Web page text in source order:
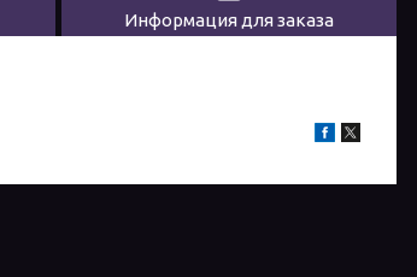
Информация для заказа